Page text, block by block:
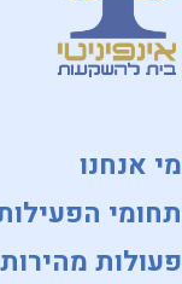
מי אנחנו
תחומי
פעולות מהירות